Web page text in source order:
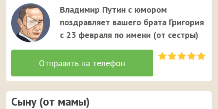
Владимир Путин с юмором
поздравляет вашего брата Григория
с 23 февраля по имени (от сестры)
Сыну (от мамы)